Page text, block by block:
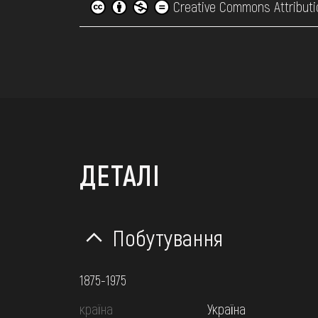
Creative Commons
ДЕТАЛІ
Побутування
1875-1975
країна
Україна